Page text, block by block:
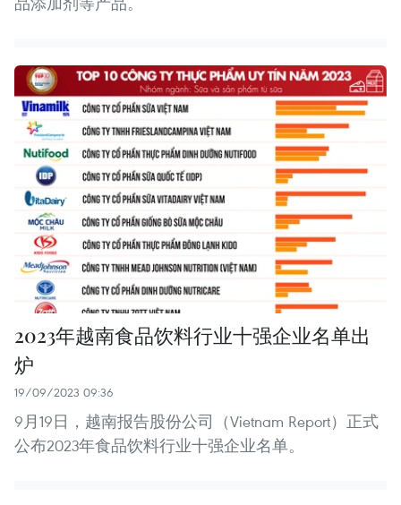
2023年越南食品饮料行业十强企业名单出
炉
19/09/2023 09:36
9月19日，越南报告股份公司（Vietnam Report）正式
公布2023年食品饮料行业十强企业名单。